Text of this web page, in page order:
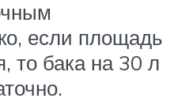
если площадь
то бака на 30 л